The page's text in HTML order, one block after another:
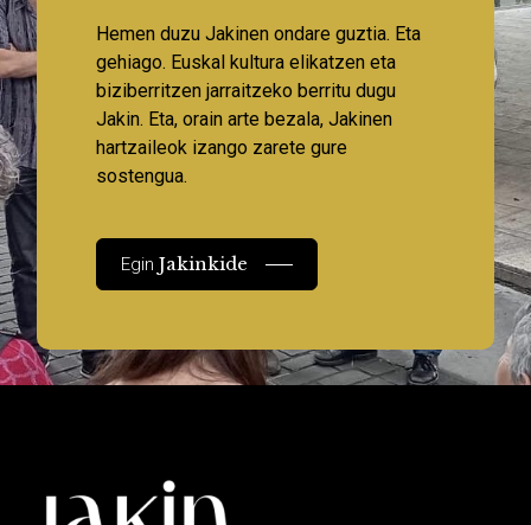
Hemen duzu Jakinen ondare guztia. Eta
gehiago. Euskal kultura elikatzen eta
biziberritzen jarraitzeko berritu dugu
Jakin. Eta, orain arte bezala, Jakinen
hartzaileok izango zarete gure
sostengua.
EginJakinkide